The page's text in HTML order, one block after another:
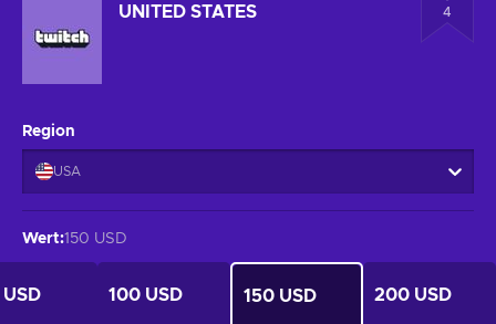
UNITED STATES
4
Region
USA
Wert:150 USD
100 USD 150 USD 200 USD